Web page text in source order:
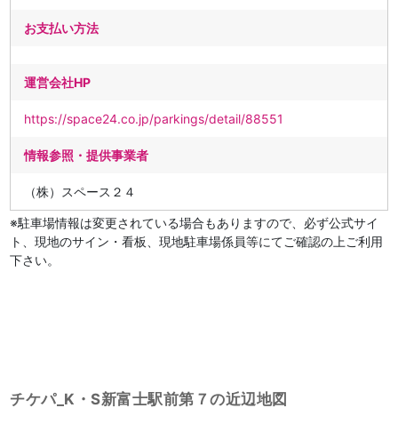
お支払い方法
運営会社HP
https://space24.co.jp/parkings/detail/88551
情報参照・提供事業者
（株）スペース２４
※駐車場情報は変更されている場合もありますので、必ず公式サイ
ト、現地のサイン・看板、現地駐車場係員等にてご確認の上ご利用
下さい。
チケパ_K・S新富士駅前第７の近辺地図